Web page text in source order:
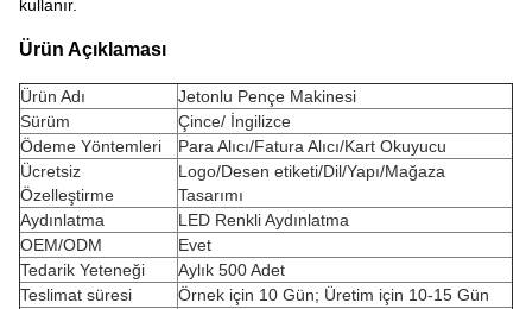
kullanır.
Ürün Açıklaması
Ürün Adı
Jetonlu Pençe Makinesi
Sürüm
Çince/ İngilizce
Ödeme Yöntemleri
Para Alıcı/Fatura Alıcı/Kart Okuyucu
Ücretsiz
Özelleştirme
Logo/Desen etiketi/Dil/Yapı/Mağaza
Tasarımı
Aydınlatma
LED Renkli Aydınlatma
OEM/ODM
Evet
Tedarik Yeteneği
Aylık 500 Adet
Teslimat süresi
Örnek için 10 Gün; Üretim için 10-15 Gün